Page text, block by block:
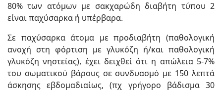
80% των ατόμων με σακχαρώδη διαβήτη τύπου 2
είναι παχύσαρκα ή υπέρβαρα.
Σε παχύσαρκα άτομα με προδιαβήτη (παθολογική
ανοχή στη φόρτιση με γλυκόζη ή/και παθολογική
γλυκόζη νηστείας), έχει δειχθεί ότι η απώλεια 5-7%
του σωματικού βάρους σε συνδυασμό με 150 λεπτά
άσκησης εβδομαδιαίως, (πχ γρήγορο βάδισμα 30